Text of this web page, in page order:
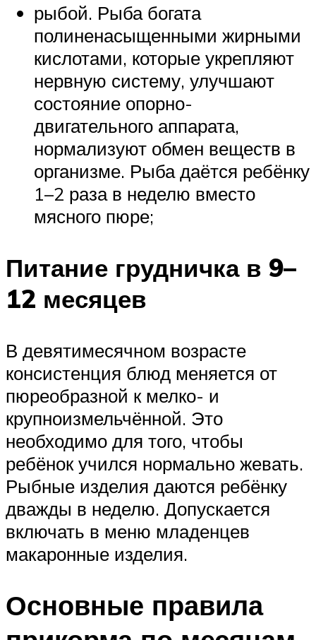
рыбой. Рыба богата
полиненасыщенными жирными
кислотами, которые укрепляют
нервную систему, улучшают
состояние опорно-
двигательного аппарата,
нормализуют обмен веществ в
организме. Рыба даётся ребёнку
1–2 раза в неделю вместо
мясного пюре;
Питание грудничка в 9–
12 месяцев
В девятимесячном возрасте
консистенция блюд меняется от
пюреобразной к мелко- и
крупноизмельчённой. Это
необходимо для того, чтобы
ребёнок учился нормально жевать.
Рыбные изделия даются ребёнку
дважды в неделю. Допускается
включать в меню младенцев
макаронные изделия.
Основные правила